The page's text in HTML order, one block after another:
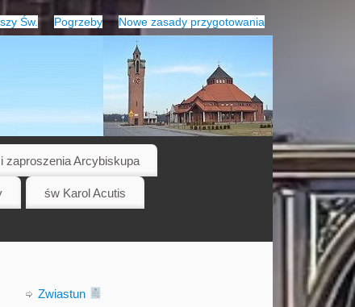
Św. Pogrzeby Nowe zasady przygotowania
zaproszenia Arcybiskupa
św Karol Acutis
Zwiastun